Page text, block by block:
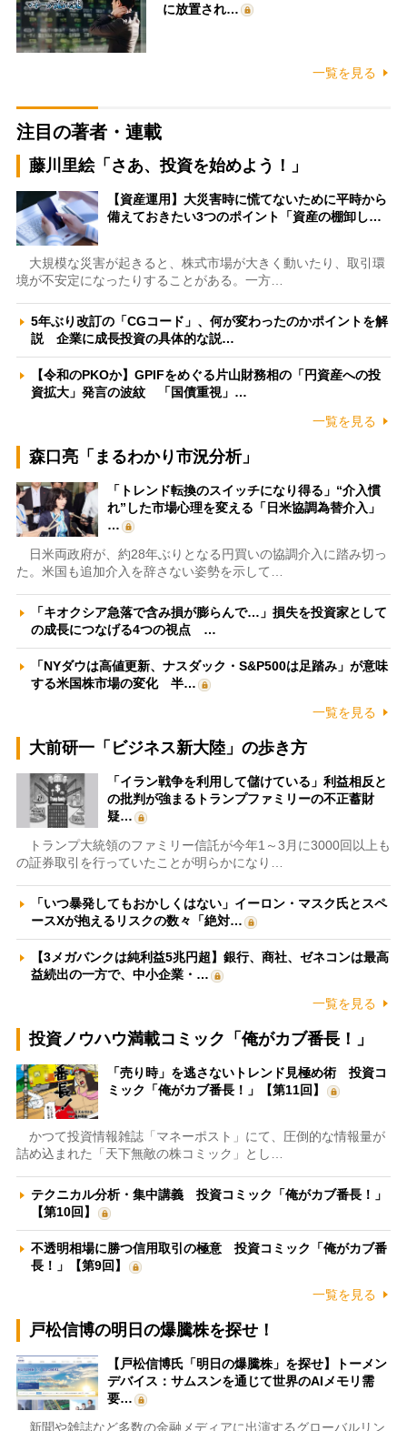
に放置され…
一覧を見る
注目の著者・連載
藤川里絵「さあ、投資を始めよう！」
【資産運用】大災害時に慌てないために平時から
備えておきたい3つのポイント「資産の棚卸し…
大規模な災害が起きると、株式市場が大きく動いたり、取引環
境が不安定になったりすることがある。一方…
5年ぶり改訂の「CGコード」、何が変わったのかポイントを解
説 企業に成長投資の具体的な説…
【令和のPKOか】GPIFをめぐる片山財務相の「円資産への投
資拡大」発言の波紋 「国債重視」…
一覧を見る
森口亮「まるわかり市況分析」
「トレンド転換のスイッチになり得る」“介入慣
れ”した市場心理を変える「日米協調為替介入」
…
日米両政府が、約28年ぶりとなる円買いの協調介入に踏み切っ
た。米国も追加介入を辞さない姿勢を示して…
「キオクシア急落で含み損が膨らんで…」損失を投資家として
の成長につなげる4つの視点 …
「NYダウは高値更新、ナスダック・S&P500は足踏み」が意味
する米国株市場の変化 半…
一覧を見る
大前研一「ビジネス新大陸」の歩き方
「イラン戦争を利用して儲けている」利益相反と
の批判が強まるトランプファミリーの不正蓄財
疑…
トランプ大統領のファミリー信託が今年1～3月に3000回以上も
の証券取引を行っていたことが明らかになり…
「いつ暴発してもおかしくはない」イーロン・マスク氏とスペ
ースXが抱えるリスクの数々「絶対…
【3メガバンクは純利益5兆円超】銀行、商社、ゼネコンは最高
益続出の一方で、中小企業・…
一覧を見る
投資ノウハウ満載コミック「俺がカブ番長！」
「売り時」を逃さないトレンド見極め術 投資コ
ミック「俺がカブ番長！」【第11回】
かつて投資情報雑誌「マネーポスト」にて、圧倒的な情報量が
詰め込まれた「天下無敵の株コミック」とし…
テクニカル分析・集中講義 投資コミック「俺がカブ番長！」
【第10回】
不透明相場に勝つ信用取引の極意 投資コミック「俺がカブ番
長！」【第9回】
一覧を見る
戸松信博の明日の爆騰株を探せ！
【戸松信博氏「明日の爆騰株」を探せ】トーメン
デバイス：サムスンを通じて世界のAIメモリ需
要…
新聞や雑誌など多数の金融メディアに出演するグローバルリン